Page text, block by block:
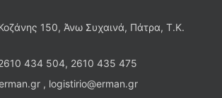
150, Άνω Συχαινά, Πάτρα, Τ.Κ.
434 504, 2610 435 475
, logistirio@erman.gr